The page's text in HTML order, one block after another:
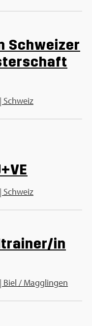
Schweizer
Schweiz
Schweiz
in
Biel / Magglingen